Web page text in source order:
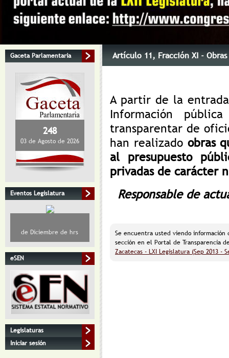
Gaceta Parlamentaria
248
03 de Agosto de 2026
Eventos Legislatura
de Diciembre de hrs
eSEN
Legislaturas
Iniciar sesión
Artículo 11, Fracción XI -
A partir de la
Información
transparentar de
han realizado obras
al presupuesto
privadas de carácter
Responsable de
Se encuentra usted viendo
sección en el Portal de Transparencia
Zacatecas - LXI Legislatura (Sep 2013 -